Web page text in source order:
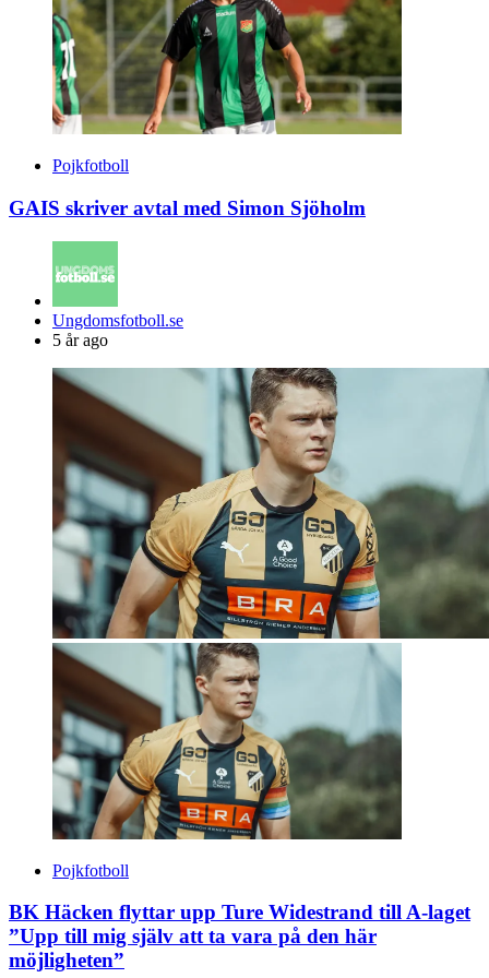
Pojkfotboll
GAIS skriver avtal med Simon Sjöholm
Posted
by
Ungdomsfotboll.se
5 år ago
Pojkfotboll
BK Häcken flyttar upp Ture Widestrand till A-laget
”Upp till mig själv att ta vara på den här
möjligheten”